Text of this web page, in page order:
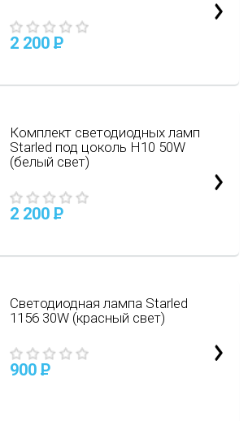
2 200 P
Комплект светодиодных ламп
Starled под цоколь H10 50W
(белый свет)
2 200 P
Светодиодная лампа Starled
1156 30W (красный свет)
900 P